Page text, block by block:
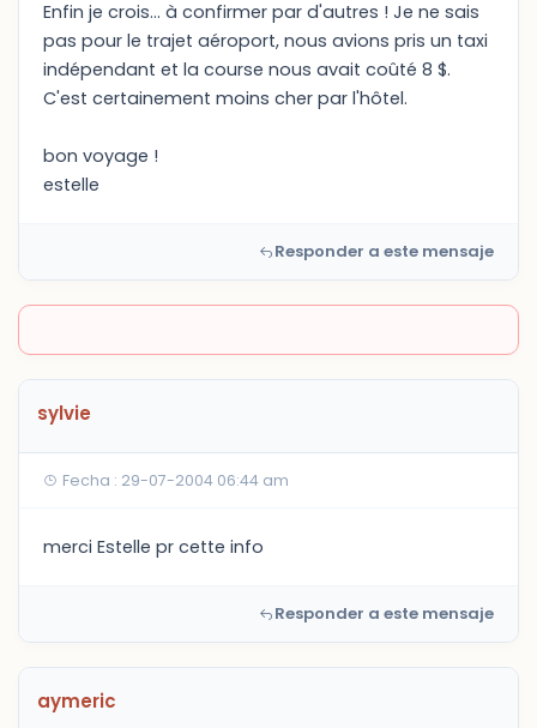
Enfin je crois... à confirmer par d'autres ! Je ne sais
pas pour le trajet aéroport, nous avions pris un taxi
indépendant et la course nous avait coûté 8 $.
C'est certainement moins cher par l'hôtel.
bon voyage !
estelle
Responder a este mensaje
sylvie
Fecha : 29-07-2004 06:44 am
merci Estelle pr cette info
Responder a este mensaje
aymeric